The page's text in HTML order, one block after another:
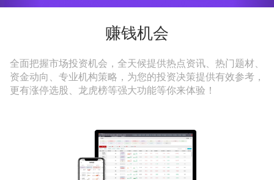
赚钱机会
全面把握市场投资机会，全天候提供热点资讯、热门题材、
资金动向、专业机构策略，为您的投资决策提供有效参考，
更有涨停选股、龙虎榜等强大功能等你来体验！